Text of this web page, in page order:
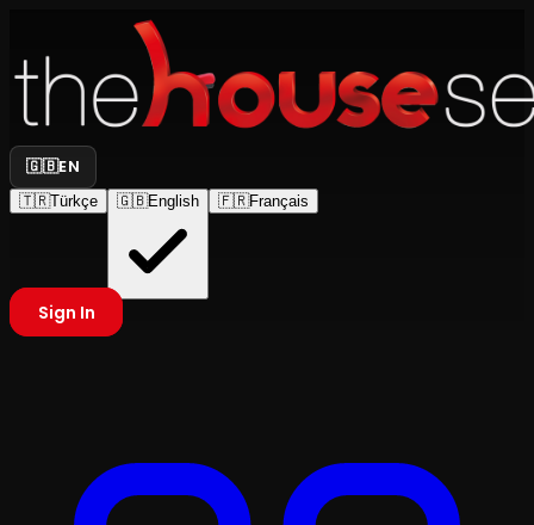
🇬🇧EN
🇹🇷Türkçe 🇬🇧English 🇫🇷Français
Sign In